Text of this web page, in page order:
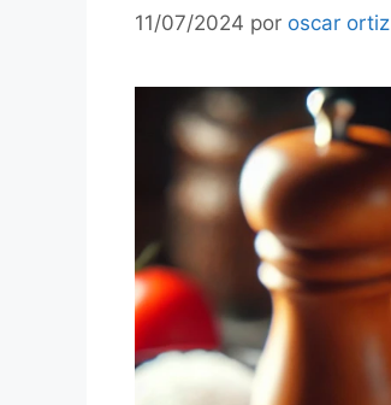
11/07/2024 por oscar ortiz